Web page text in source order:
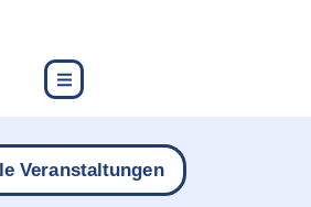
Veranstaltungen